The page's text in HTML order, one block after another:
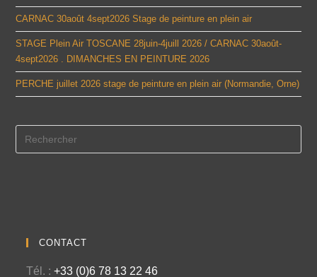
CARNAC 30août 4sept2026 Stage de peinture en plein air
STAGE Plein Air TOSCANE 28juin-4juill 2026 / CARNAC 30août-
4sept2026 . DIMANCHES EN PEINTURE 2026
PERCHE juillet 2026 stage de peinture en plein air (Normandie, Orne)
CONTACT
Tél. :+33 (0)6 78 13 22 46